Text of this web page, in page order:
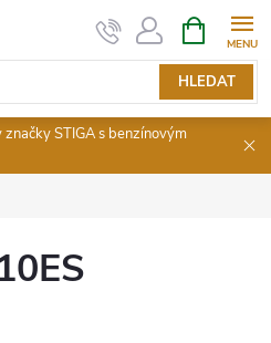
HLEDAT
NÁKUPNÍ
KOŠÍK
STIGA s benzínovým